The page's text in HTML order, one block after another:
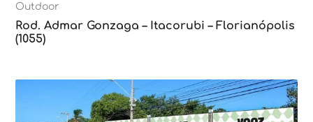
Outdoor
Rod. Admar Gonzaga – Itacorubi – Florianópolis
(1055)